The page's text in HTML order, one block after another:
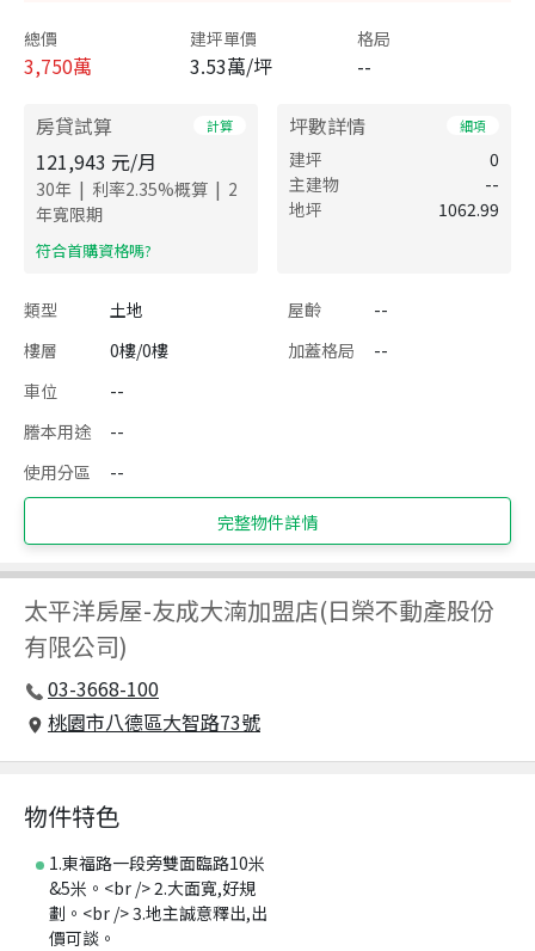
總價
3,750萬
建坪單價
3.53萬/坪
格局
--
房貸試算 計算
121,943 元/月
30年 | 利率2.35%概算 | 2
年寬限期
​符合首購資格嗎?
坪數詳情 細項
建坪
0
主建物
--
地坪
1062.99
類型 土地 屋齡
--
樓層
0樓/0樓 加蓋格局
--
車位
--
謄本用途
--
使用分區
--
完整物件詳情
太平洋房屋-友成大湳加盟店(日榮不動產股份
有限公司)
03-3668-100
桃園市八德區大智路73號
物件特色
1.東福路一段旁雙面臨路10米
&5米。<br /> 2.大面寬,好規
劃。<br /> 3.地主誠意釋出,出
價可談。